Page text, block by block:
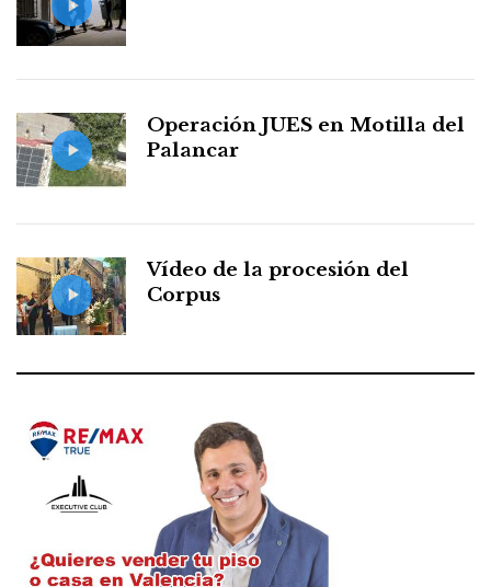
Operación JUES en Motilla del
Palancar
Vídeo de la procesión del
Corpus